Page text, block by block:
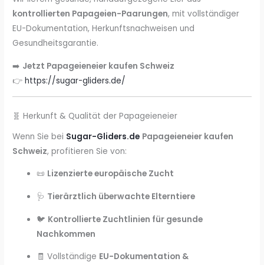
kontrollierten Papageien-Paarungen, mit vollständiger
EU-Dokumentation, Herkunftsnachweisen und
Gesundheitsgarantie.
➡️ Jetzt Papageieneier kaufen Schweiz
👉https://sugar-gliders.de/
🧬 Herkunft & Qualität der Papageieneier
Wenn Sie bei Sugar-Gliders.de Papageieneier kaufen
Schweiz, profitieren Sie von:
📜 Lizenzierte europäische Zucht
🩺 Tierärztlich überwachte Elterntiere
🐦 Kontrollierte Zuchtlinien für gesunde
Nachkommen
🧾 Vollständige EU-Dokumentation &